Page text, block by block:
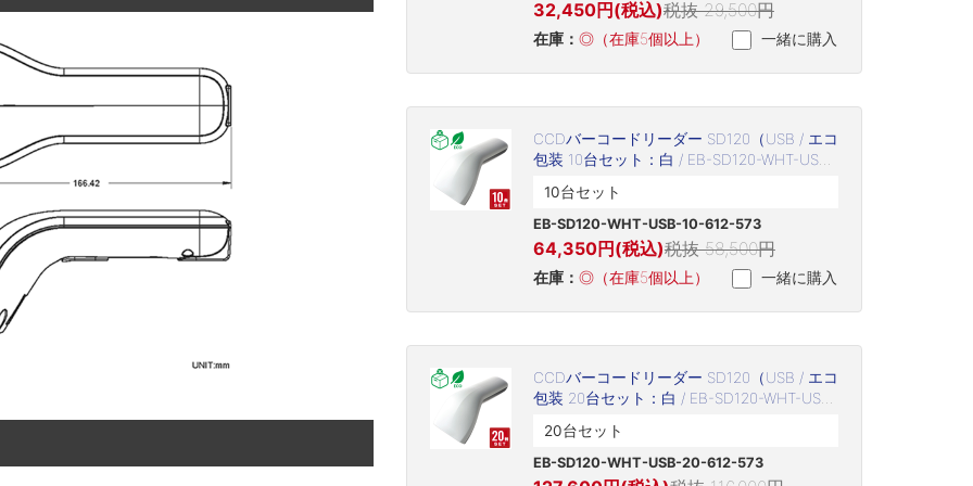
32,450円(税込)税抜 29,500円
在庫： ◎（在庫5個以上） 一緒に購入
CCDバーコードリーダー SD120（USB / エコ
包装 10台セット：白 / EB-SD120-WHT-USB-
10-612-573）
10台セット
EB-SD120-WHT-USB-10-612-573
64,350円(税込)税抜 58,500円
在庫： ◎（在庫5個以上） 一緒に購入
CCDバーコードリーダー SD120（USB / エコ
包装 20台セット：白 / EB-SD120-WHT-USB-
20-612-573）
20台セット
EB-SD120-WHT-USB-20-612-573